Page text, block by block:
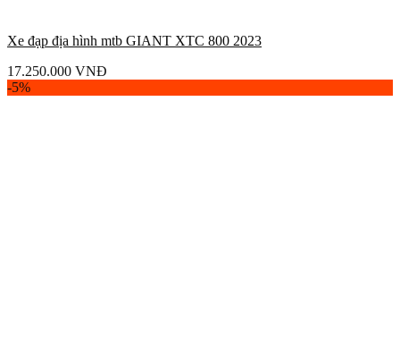
Xe đạp địa hình mtb GIANT XTC 800 2023
17.250.000 VNĐ
-5%